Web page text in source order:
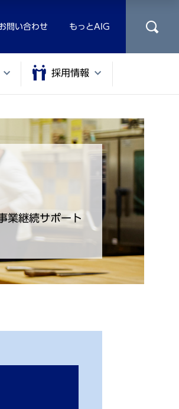
問い合わせ もっとAIG
採用情報
業継続サポート